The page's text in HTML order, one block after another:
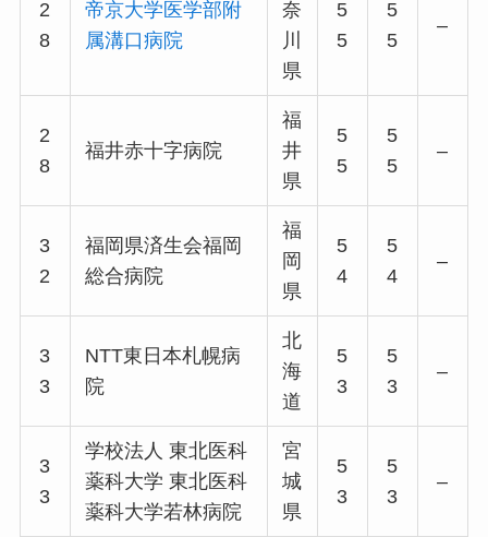
2
8
帝京大学医学部附
属溝口病院
奈
川
県
5
5
5
5
–
2
8
福井赤十字病院
福
井
県
5
5
5
5
–
3
2
福岡県済生会福岡
総合病院
福
岡
県
5
4
5
4
–
3
3
NTT東日本札幌病
院
北
海
道
5
3
5
3
–
3
3
学校法人 東北医科
薬科大学 東北医科
薬科大学若林病院
宮
城
県
5
3
5
3
–